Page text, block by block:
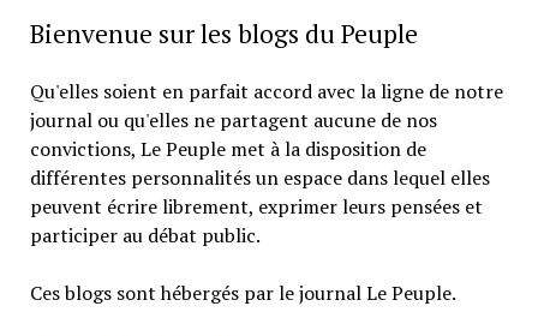
Bienvenue sur les blogs du Peuple
Qu'elles soient en parfait accord avec la ligne de notre
journal ou qu'elles ne partagent aucune de nos
convictions, Le Peuple met à la disposition de
différentes personnalités un espace dans lequel elles
peuvent écrire librement, exprimer leurs pensées et
participer au débat public.
Ces blogs sont hébergés par le journal Le Peuple.